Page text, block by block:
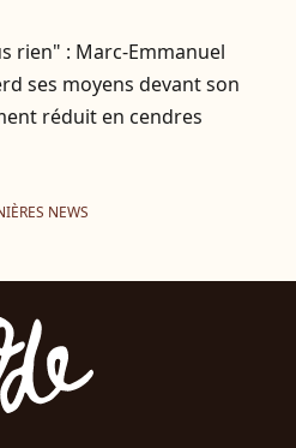
rien" : Marc-Emmanuel
ses moyens devant son
réduit en cendres
NEWS